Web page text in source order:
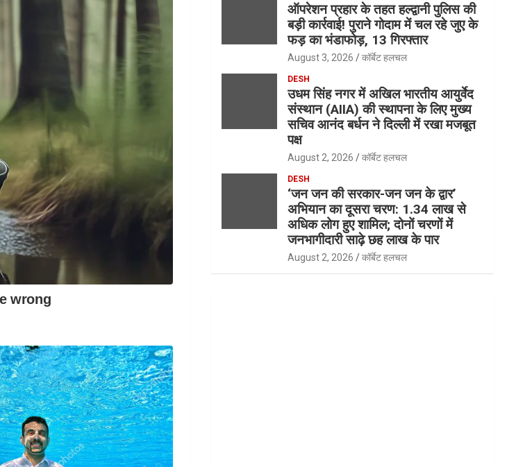
ऑपरेशन प्रहार के तहत हल्द्वानी पुलिस की
बड़ी कार्रवाई! पुराने गोदाम में चल रहे जुए के
फड़ का भंडाफोड़, 13 गिरफ्तार
August 3, 2026 कॉर्बेट हलचल
DESH
उधम सिंह नगर में अखिल भारतीय आयुर्वेद
संस्थान (AIIA) की स्थापना के लिए मुख्य
सचिव आनंद बर्धन ने दिल्ली में रखा मजबूत
पक्ष
August 2, 2026 कॉर्बेट हलचल
DESH
‘जन जन की सरकार-जन जन के द्वार’
अभियान का दूसरा चरण: 1.34 लाख से
अधिक लोग हुए शामिल; दोनों चरणों में
जनभागीदारी साढ़े छह लाख के पार
August 2, 2026 कॉर्बेट हलचल